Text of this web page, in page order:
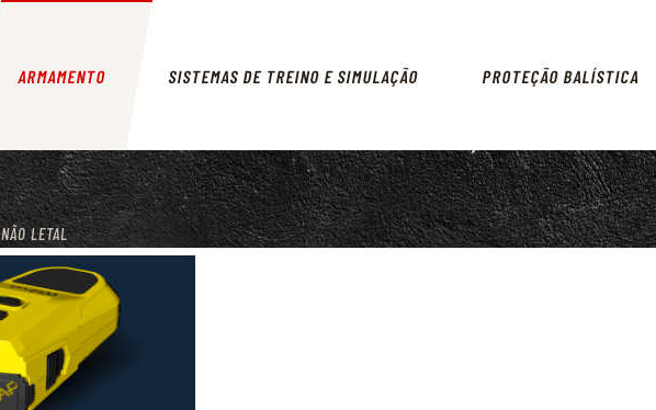
ARMAMENTO SISTEMAS DE TREINO E SIMULAÇÃO PROTEÇÃO BALÍSTICA
NÃO LETAL
SISTEMAS DE TREINO E
PROTEÇÃO BALÍSTICA
PRODUTOS